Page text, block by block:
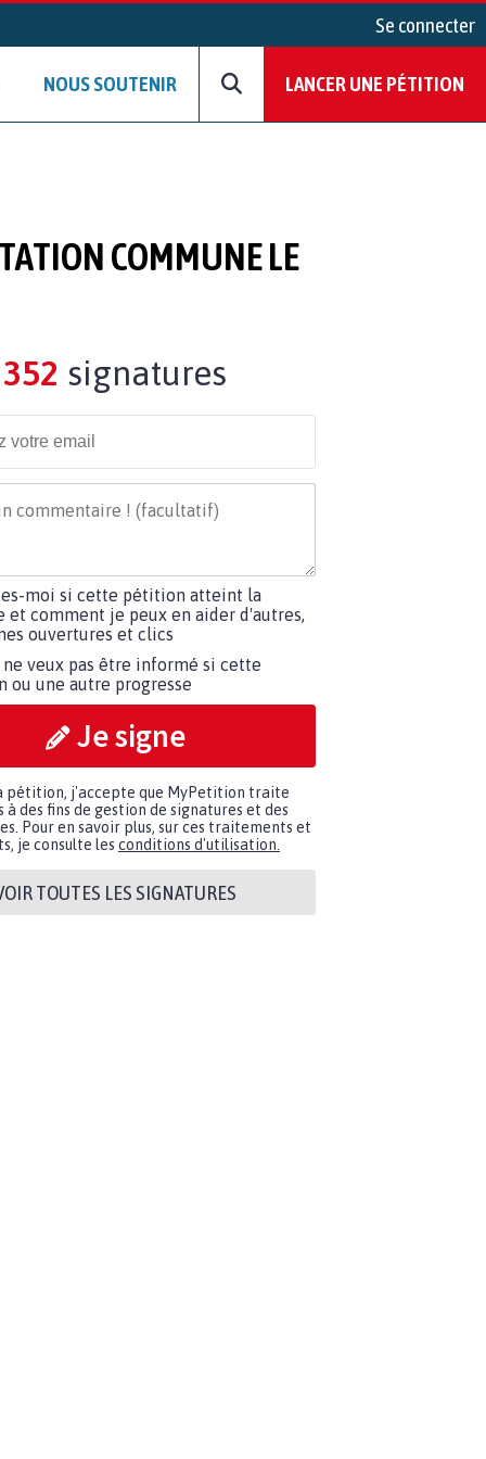
Se connecter
NOUS SOUTENIR LANCER UNE PÉTITION
COMMUNE LE
352 signatures
moi si cette pétition atteint la
et comment je peux en aider d'autres,
ouvertures et clics
ne veux pas être informé si cette
ou une autre progresse
Je signe
pétition, j'accepte que MyPetition traite
à des fins de gestion de signatures et des
Pour en savoir plus, sur ces traitements et
je consulte les conditions d'utilisation.
TOUTES LES SIGNATURES